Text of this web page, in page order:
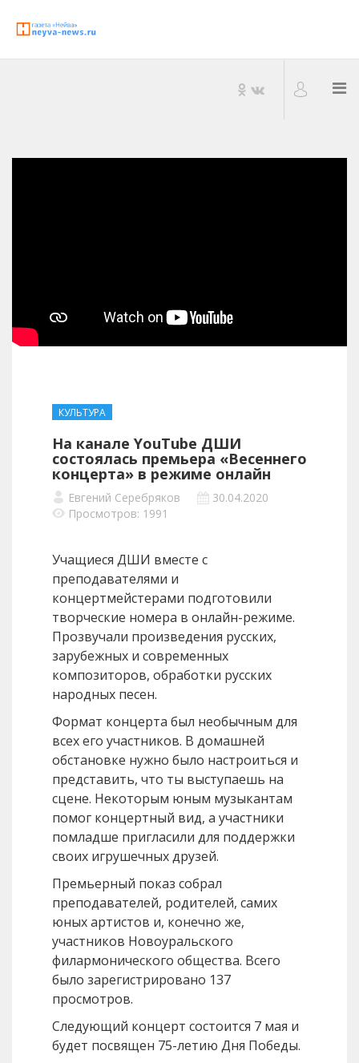
КУЛЬТУРА
На канале YouTube ДШИ
состоялась премьера «Весеннего
концерта» в режиме онлайн
Евгений Серебряков
30.04.2020
Просмотров: 1991
Учащиеся ДШИ вместе с
преподавателями и
концертмейстерами подготовили
творческие номера в онлайн-режиме.
Прозвучали произведения русских,
зарубежных и современных
композиторов, обработки русских
народных песен.
Формат концерта был необычным для
всех его участников. В домашней
обстановке нужно было настроиться и
представить, что ты выступаешь на
сцене. Некоторым юным музыкантам
помог концертный вид, а участники
помладше пригласили для поддержки
своих игрушечных друзей.
Премьерный показ собрал
преподавателей, родителей, самих
юных артистов и, конечно же,
участников Новоуральского
филармонического общества. Всего
было зарегистрировано 137
просмотров.
Следующий концерт состоится 7 мая и
будет посвящен 75-летию Дня Победы.